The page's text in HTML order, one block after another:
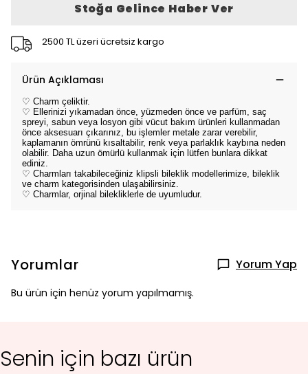
Stoğa Gelince Haber Ver
2500 TL üzeri ücretsiz kargo
Ürün Açıklaması
♡ Charm çeliktir.
♡ Ellerinizi yıkamadan önce, yüzmeden önce ve parfüm, saç
spreyi, sabun veya losyon gibi vücut bakım ürünleri kullanmadan
önce aksesuarı çıkarınız, bu işlemler metale zarar verebilir,
kaplamanın ömrünü kısaltabilir, renk veya parlaklık kaybına neden
olabilir. Daha uzun ömürlü kullanmak için lütfen bunlara dikkat
ediniz.
♡ Charmları takabileceğiniz klipsli bileklik modellerimize, bileklik
ve charm kategorisinden ulaşabilirsiniz.
♡ Charmlar, orjinal bilekliklerle de uyumludur.
Yorumlar Yorum Yap
Bu ürün için henüz yorum yapılmamış.
Senin için bazı ürün